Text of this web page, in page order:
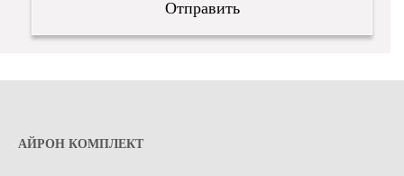
АЙРОН КОМПЛЕКТ